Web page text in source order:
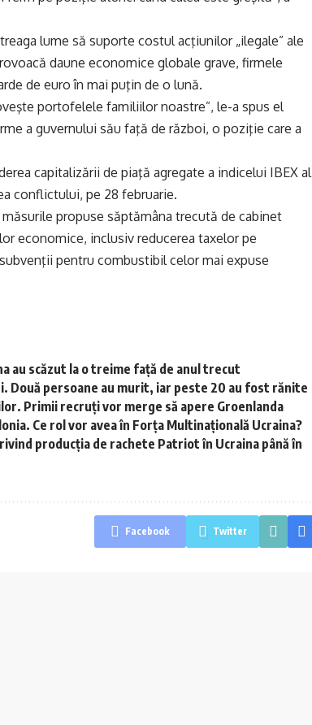
lume să suporte costul acţiunilor „ilegale” ale
daune economice globale grave, firmele
de euro în mai puţin de o lună.
portofelele familiilor noastre”, le-a spus el
a guvernului său faţă de război, o poziţie care a
capitalizării de piaţă agregate a indicelui IBEX al
conflictului, pe 28 februarie.
propuse săptămâna trecută de cabinet
economice, inclusiv reducerea taxelor pe
pentru combustibil celor mai expuse
au scăzut la o treime față de anul trecut
Două persoane au murit, iar peste 20 au fost rănite
Primii recruți vor merge să apere Groenlanda
Ce rol vor avea în Forța Multinațională Ucraina?
producția de rachete Patriot în Ucraina până în
Facebook Twitter